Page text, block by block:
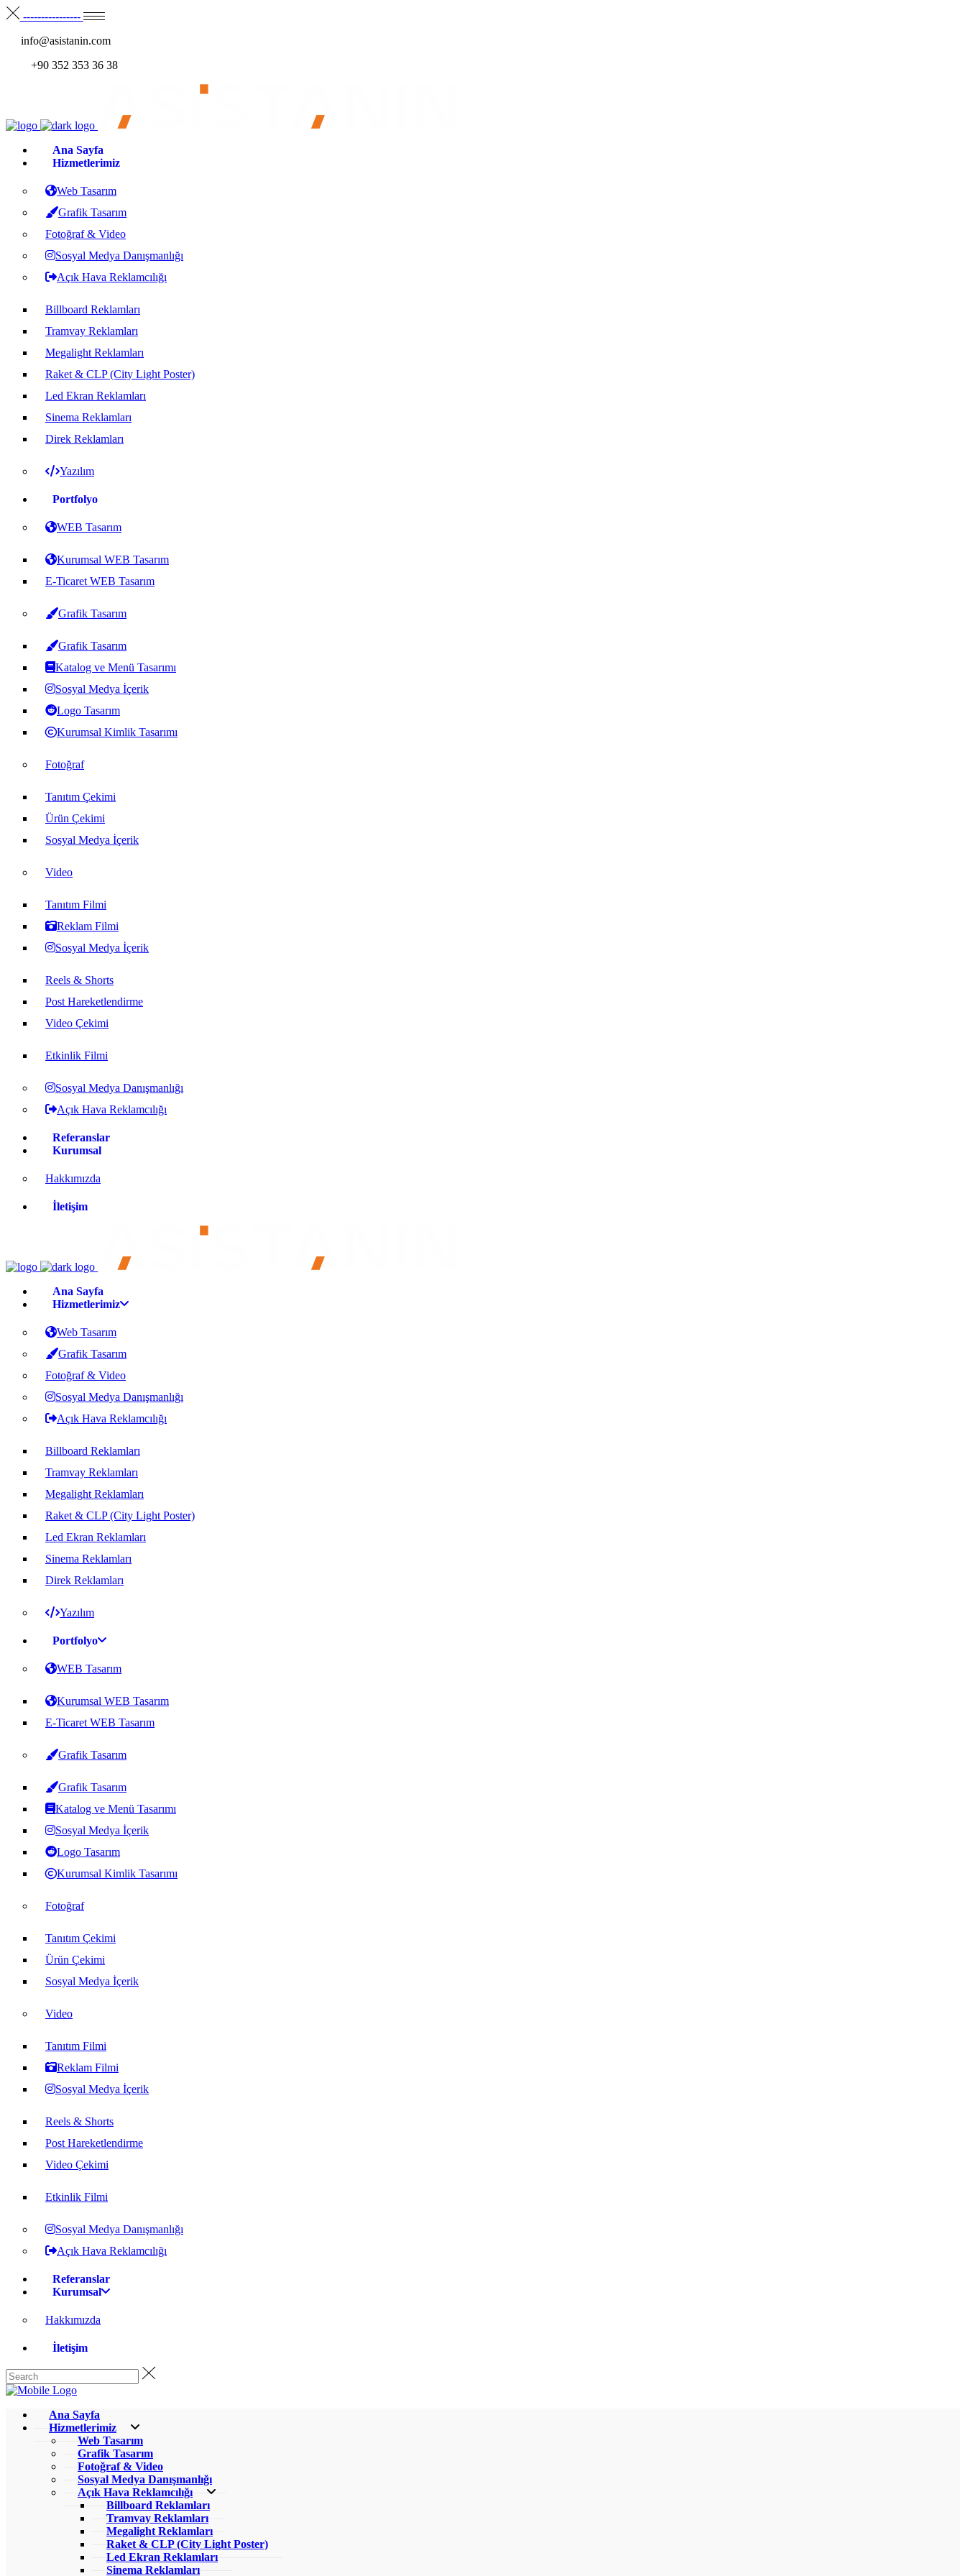
----------------
info@asistanin.com
+90 352 353 36 38
Ana Sayfa
Hizmetlerimiz
Web Tasarım
Grafik Tasarım
Fotoğraf & Video
Sosyal Medya Danışmanlığı
Açık Hava Reklamcılığı
Billboard Reklamları
Tramvay Reklamları
Megalight Reklamları
Raket & CLP (City Light Poster)
Led Ekran Reklamları
Sinema Reklamları
Direk Reklamları
Yazılım
Portfolyo
WEB Tasarım
Kurumsal WEB Tasarım
E-Ticaret WEB Tasarım
Grafik Tasarım
Grafik Tasarım
Katalog ve Menü Tasarımı
Sosyal Medya İçerik
Logo Tasarım
Kurumsal Kimlik Tasarımı
Fotoğraf
Tanıtım Çekimi
Ürün Çekimi
Sosyal Medya İçerik
Video
Tanıtım Filmi
Reklam Filmi
Sosyal Medya İçerik
Reels & Shorts
Post Hareketlendirme
Video Çekimi
Etkinlik Filmi
Sosyal Medya Danışmanlığı
Açık Hava Reklamcılığı
Referanslar
Kurumsal
Hakkımızda
İletişim
Ana Sayfa
Hizmetlerimiz
Web Tasarım
Grafik Tasarım
Fotoğraf & Video
Sosyal Medya Danışmanlığı
Açık Hava Reklamcılığı
Billboard Reklamları
Tramvay Reklamları
Megalight Reklamları
Raket & CLP (City Light Poster)
Led Ekran Reklamları
Sinema Reklamları
Direk Reklamları
Yazılım
Portfolyo
WEB Tasarım
Kurumsal WEB Tasarım
E-Ticaret WEB Tasarım
Grafik Tasarım
Grafik Tasarım
Katalog ve Menü Tasarımı
Sosyal Medya İçerik
Logo Tasarım
Kurumsal Kimlik Tasarımı
Fotoğraf
Tanıtım Çekimi
Ürün Çekimi
Sosyal Medya İçerik
Video
Tanıtım Filmi
Reklam Filmi
Sosyal Medya İçerik
Reels & Shorts
Post Hareketlendirme
Video Çekimi
Etkinlik Filmi
Sosyal Medya Danışmanlığı
Açık Hava Reklamcılığı
Referanslar
Kurumsal
Hakkımızda
İletişim
Ana Sayfa
Hizmetlerimiz
Web Tasarım
Grafik Tasarım
Fotoğraf & Video
Sosyal Medya Danışmanlığı
Açık Hava Reklamcılığı
Billboard Reklamları
Tramvay Reklamları
Megalight Reklamları
Raket & CLP (City Light Poster)
Led Ekran Reklamları
Sinema Reklamları